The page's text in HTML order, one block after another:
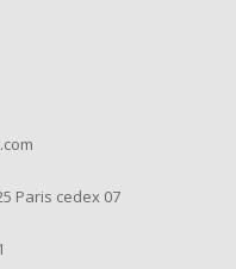
Paris cedex 07